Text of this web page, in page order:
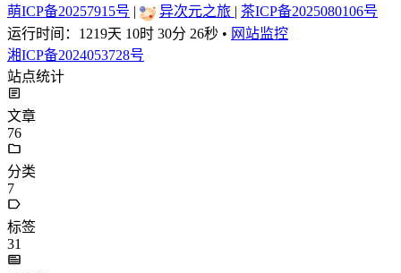
萌ICP备20257915号 | 异次元之旅 | 茶ICP备2025080106号
运行时间： 1219天 10时 30分 27秒 • 网站监控
湘ICP备2024053728号
站点统计
文章
76
分类
7
标签
31